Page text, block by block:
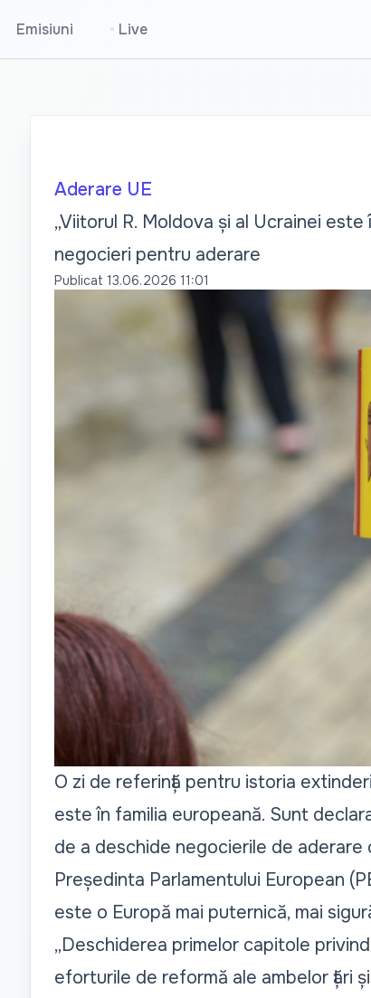
Emisiuni • Live
Aderare UE
„Viitorul R. Moldova și al Ucrainei
negocieri pentru aderare
Publicat 13.06.2026 11:01
O zi de referință pentru istoria
este în familia europeană. Sunt
de a deschide negocierile de aderare
Președinta Parlamentului European
este o Europă mai puternică, mai
„Deschiderea primelor capitole
eforturile de reformă ale ambelor țări